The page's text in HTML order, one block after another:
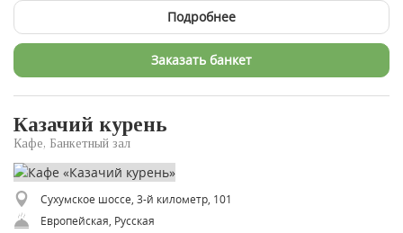
Подробнее
Заказать банкет
Казачий курень
Кафе, Банкетный зал
Сухумское шоссе, 3-й километр, 101
Европейская, Русская